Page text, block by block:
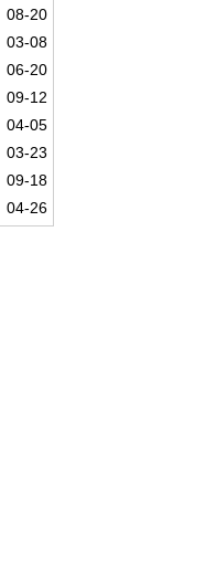
08-20
03-08
06-20
09-12
04-05
03-23
09-18
04-26